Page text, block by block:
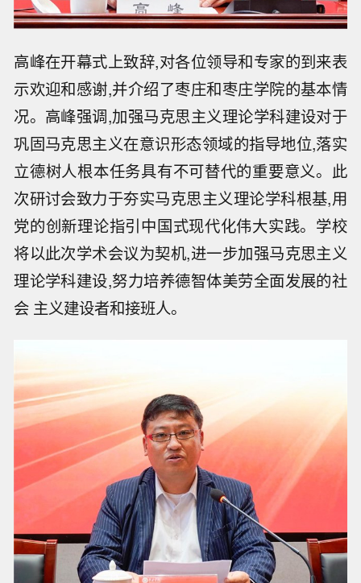
高峰在开幕式上致辞,对各位领导和专家的到来表
示欢迎和感谢,并介绍了枣庄和枣庄学院的基本情
况。高峰强调,加强马克思主义理论学科建设对于
巩固马克思主义在意识形态领域的指导地位,落实
立德树人根本任务具有不可替代的重要意义。此
次研讨会致力于夯实马克思主义理论学科根基,用
党的创新理论指引中国式现代化伟大实践。学校
将以此次学术会议为契机,进一步加强马克思主义
理论学科建设,努力培养德智体美劳全面发展的社
会 主义建设者和接班人。